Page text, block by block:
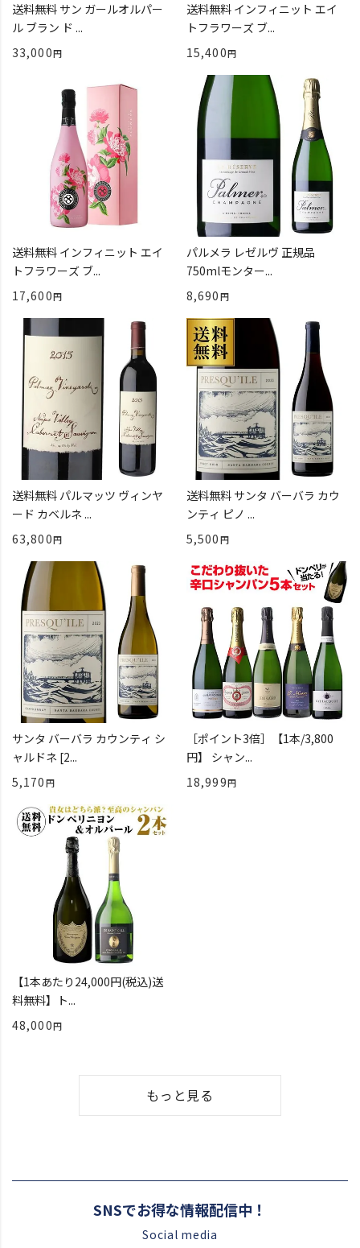
送料無料 サン ガールオルパー
ル ブラン ド ...
33,000
送料無料 インフィニット エイ
トフラワーズ ブ...
15,400
送料無料 インフィニット エイ
トフラワーズ ブ...
17,600
パルメラ レゼルヴ 正規品
750mlモンター...
8,690
送料無料 パルマッツ ヴィンヤ
ード カベルネ ...
63,800
送料無料 サンタ バーバラ カウ
ンティ ピノ ...
5,500
サンタ バーバラ カウンティ シ
ャルドネ [2...
5,170
［ポイント3倍］【1本/3,800
円】 シャン...
18,999
【1本あたり24,000円(税込)送
料無料】ト...
48,000
もっと見る
SNSでお得な情報配信中！
Social media